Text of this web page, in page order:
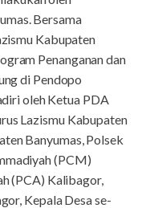
Bersama
Kabupaten
Penanganan dan
di Pendopo
oleh Ketua PDA
Lazismu Kabupaten
Banyumas, Polsek
(PCM)
(PCA) Kalibagor,
Kepala Desa se-